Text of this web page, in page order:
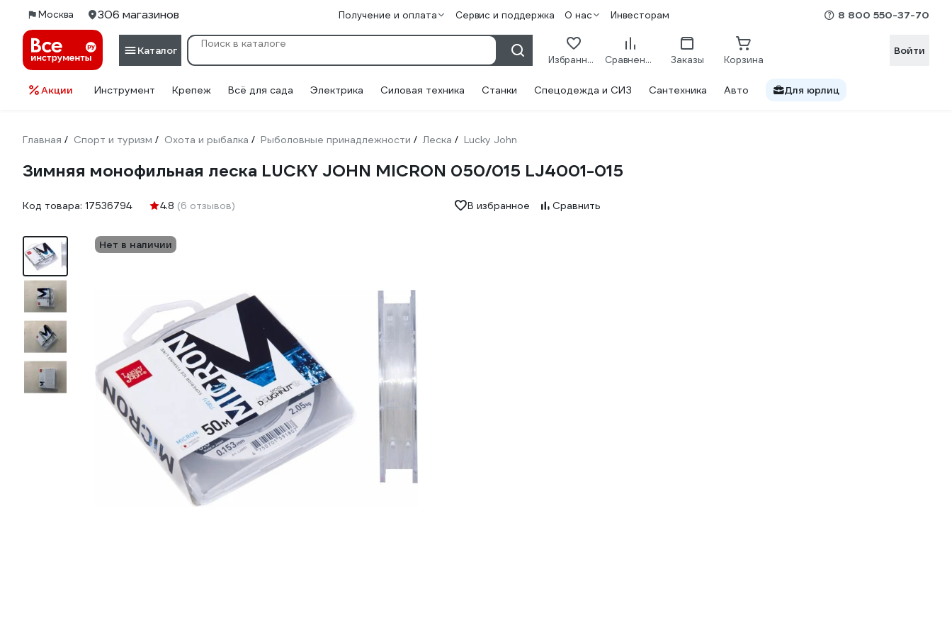
Москва 306 магазинов Получение и оплата Сервис и поддержка О нас Инвесторам 8 800 550-37-70
Каталог
Избранное Сравнение Заказы Корзина
Войти
Акции Инструмент Крепеж Всё для сада Электрика Силовая техника Станки Спецодежда и СИЗ Сантехника Авто Для юрлиц
Главная / Спорт и туризм / Охота и рыбалка / Рыболовные принадлежности / Леска / Lucky John
Зимняя монофильная леска LUCKY JOHN MICRON 050/015 LJ4001-015
Код товара: 17536794 4.8 (6 отзывов) В избранное Сравнить
Нет в наличии